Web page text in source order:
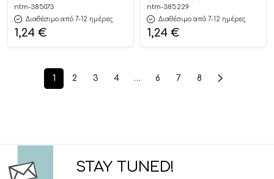
17εκ) | 385073
Ntampoudis
ntm-385073
Διαθέσιμο από 7-12 ημέρες
1,24 €
σε Μπεζ Φόντο (12εκ x
17εκ) | 385229
Ntampoudis
ntm-385229
Διαθέσιμο από 7-12 ημέρες
1,24 €
1 2 3 4 … 6 7 8
STAY TUNED!